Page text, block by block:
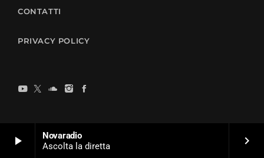
play_arrow
Novaradio
Ascolta la diretta
keyboard_arrow_right
CONTATTI
PRIVACY POLICY